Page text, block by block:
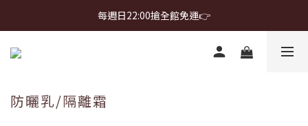
首購免運 $499 起 ＋ 加 LINE 領 $300 折價券 ➤
每週日22:00搶全館免運👉
首購免運 $499 起 ＋ 加 LINE 領 $300 折價券 ➤
防曬乳/隔離霜